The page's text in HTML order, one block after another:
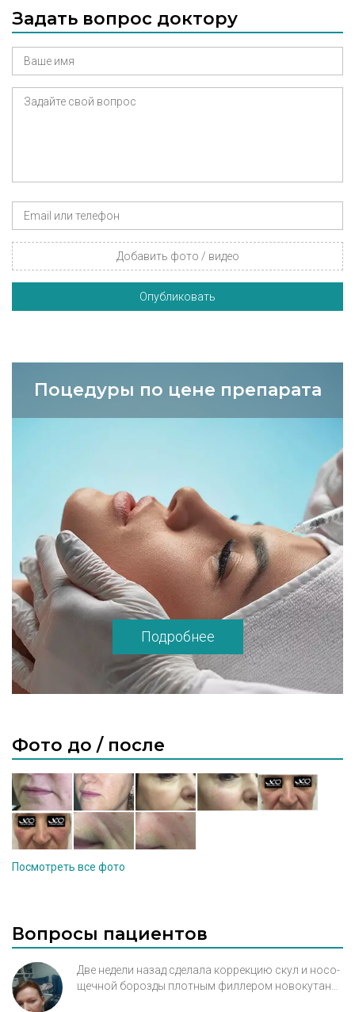
Задать вопрос доктору
Добавить фото / видео
Опубликовать
Поцедуры по цене препарата
Подробнее
Фото до / после
Посмотреть все фото
Вопросы пациентов
Две недели назад сделала коррекцию скул и носо-
щечной борозды плотным филлером новокутан